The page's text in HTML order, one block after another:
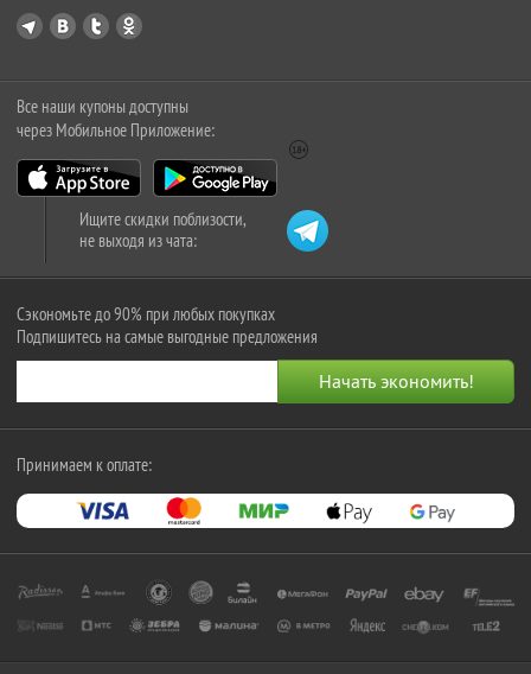
Все наши купоны доступны
через Мобильное Приложение:
Ищите скидки поблизости,
не выходя из чата:
Сэкономьте до 90% при любых покупках
Подпишитесь на самые выгодные предложения
Принимаем к оплате: